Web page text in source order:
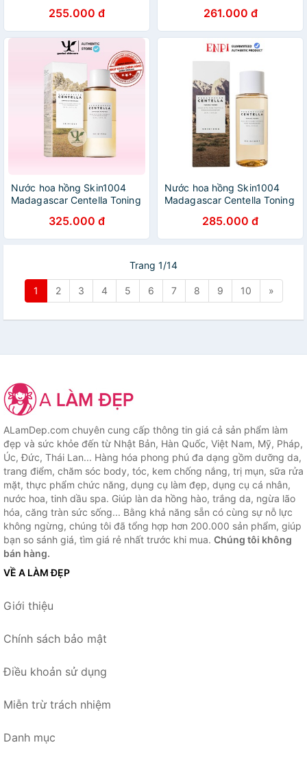
255.000 đ 261.000 đ
Nước hoa hồng Skin1004
Madagascar Centella Toning
325.000 đ
Nước hoa hồng Skin1004
Madagascar Centella Toning
285.000 đ
Trang 1/14
1 2 3 4 5 6 7 8 9 10 »
ALamDep.com chuyên cung cấp thông tin giá cả sản phẩm làm
đẹp và sức khỏe đến từ Nhật Bản, Hàn Quốc, Việt Nam, Mỹ, Pháp,
Úc, Đức, Thái Lan... Hàng hóa phong phú đa dạng gồm dưỡng da,
trang điểm, chăm sóc body, tóc, kem chống nắng, trị mụn, sữa rửa
mặt, thực phẩm chức năng, dụng cụ làm đẹp, dụng cụ cá nhân,
nước hoa, tinh dầu spa. Giúp làn da hồng hào, trắng da, ngừa lão
hóa, căng tràn sức sống... Bằng khả năng sẵn có cùng sự nỗ lực
không ngừng, chúng tôi đã tổng hợp hơn 200.000 sản phẩm, giúp
bạn so sánh giá, tìm giá rẻ nhất trước khi mua. Chúng tôi không
bán hàng.
VỀ A LÀM ĐẸP
Giới thiệu
Chính sách bảo mật
Điều khoản sử dụng
Miễn trừ trách nhiệm
Danh mục